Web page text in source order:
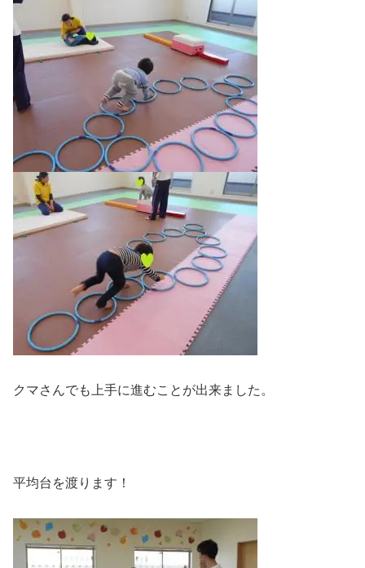
クマさんでも上手に進むことが出来ました。
平均台を渡ります！